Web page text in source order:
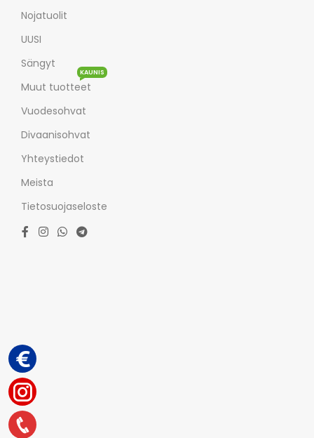
Nojatuolit
UUSI
Sängyt
Muut tuotteet
KAUNIS
Vuodesohvat
Divaanisohvat
Yhteystiedot
Meista
Tietosuojaseloste